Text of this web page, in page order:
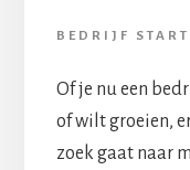
BEDRIJF
Of je nu een
of wilt groeien,
zoek gaat naar